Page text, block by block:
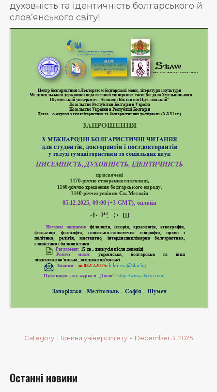
духовність та ідентичність болгарського й
слов’янського світу!
Category: Новини університету December 3, 2025
Останні новини